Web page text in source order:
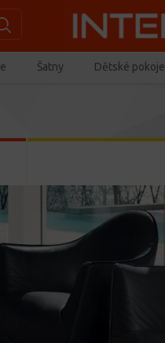
Šatny Dětské pokoje